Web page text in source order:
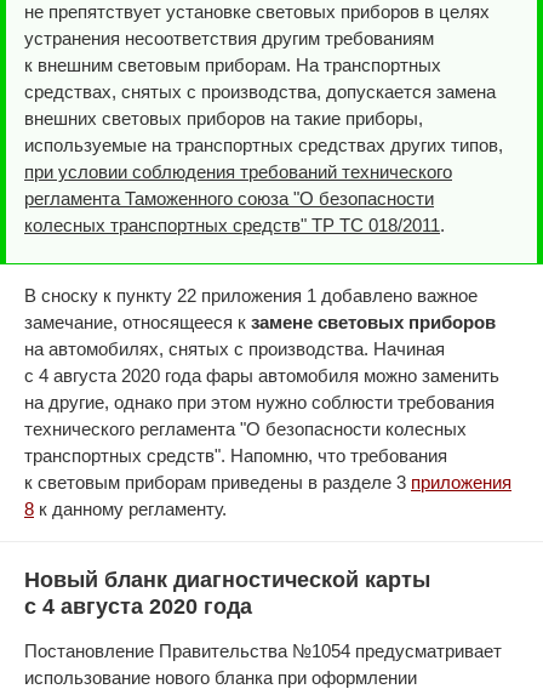
не препятствует установке световых приборов в целях
устранения несоответствия другим требованиям
к внешним световым приборам. На транспортных
средствах, снятых с производства, допускается замена
внешних световых приборов на такие приборы,
используемые на транспортных средствах других типов,
при условии соблюдения требований технического
регламента Таможенного союза "О безопасности
колесных транспортных средств" ТР ТС 018/2011.
В сноску к пункту 22 приложения 1 добавлено важное
замечание, относящееся к замене световых приборов
на автомобилях, снятых с производства. Начиная
с 4 августа 2020 года фары автомобиля можно заменить
на другие, однако при этом нужно соблюсти требования
технического регламента "О безопасности колесных
транспортных средств". Напомню, что требования
к световым приборам приведены в разделе 3 приложения
8 к данному регламенту.
Новый бланк диагностической карты
с 4 августа 2020 года
Постановление Правительства №1054 предусматривает
использование нового бланка при оформлении